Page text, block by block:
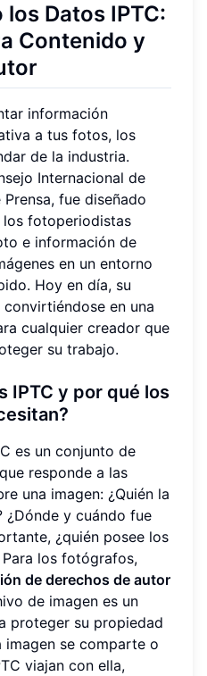
Datos IPTC:
Contenido y
información
a tus fotos, los
de la industria.
Internacional de
fue diseñado
los fotoperiodistas
e información de
en un entorno
Hoy en día, su
en una
cualquier creador que
su trabajo.
IPTC y por qué los
es un conjunto de
responde a las
una imagen: ¿Quién la
¿Dónde y cuándo fue
¿quién posee los
los fotógrafos,
de derechos de autor
de imagen es un
proteger su propiedad
imagen se comparte o
viajan con ella,